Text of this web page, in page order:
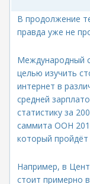
В продолжение
правда уже не
Международный
целью изучить
интернет в
средней
статистику за
саммита ООН
который
Например, в
стоит примерно